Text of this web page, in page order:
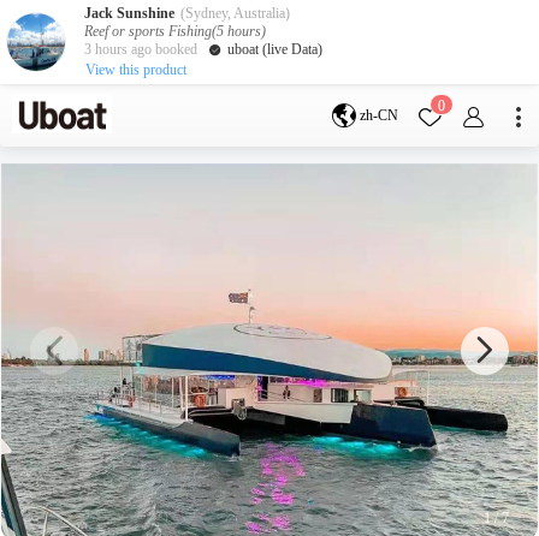
zh-CN
0
目的地
新西兰
奥克兰
游艇活动
包船海钓
拼船海钓
包豪华艇
1/7
Jack Sunshine (Sydney, Australia)
Reef or sports Fishing(5 hours)
3 hours ago booked
uboat (live Data)
View this product